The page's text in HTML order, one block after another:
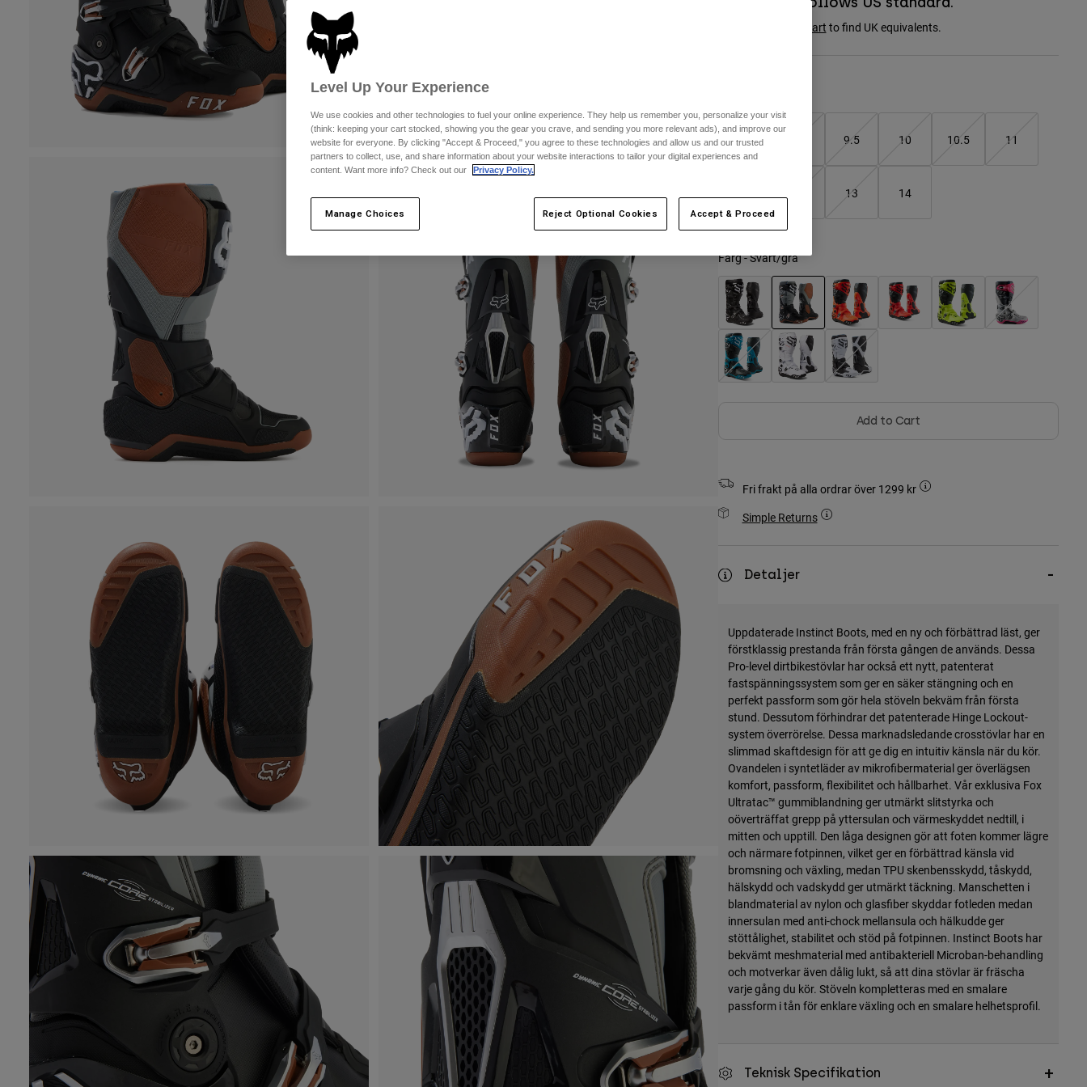
size chart to find UK equivalents.
8 9.5 10 10.5 11
13 14
Färg -Svart/grå
selected
Add to Cart
Fri frakt på alla ordrar över 1299 kr
Simple Returns
Detaljer
Uppdaterade Instinct Boots, med en ny och förbättrad läst, ger
förstklassig prestanda från första gången de används. Dessa
Pro-level dirtbikestövlar har också ett nytt, patenterat
fastspänningssystem som ger en säker stängning och en
perfekt passform som gör hela stöveln bekväm från första
stund. Dessutom förhindrar det patenterade Hinge Lockout-
system överrörelse. Dessa marknadsledande crosstövlar har en
slimmad skaftdesign för att ge dig en intuitiv känsla när du kör.
Ovandelen i syntetläder av mikrofibermaterial ger överlägsen
komfort, passform, flexibilitet och hållbarhet. Vår exklusiva Fox
Ultratac™ gummiblandning ger utmärkt slitstyrka och
oöverträffat grepp på yttersulan och värmeskyddet nedtill, i
mitten och upptill. Den låga designen gör att foten kommer lägre
och närmare fotpinnen, vilket ger en förbättrad känsla vid
bromsning och växling, medan TPU skenbensskydd, tåskydd,
hälskydd och vadskydd ger utmärkt täckning. Manschetten i
blandmaterial av nylon och glasfiber skyddar fotleden medan
innersulan med anti-chock mellansula och hälkudde ger
stöttålighet, stabilitet och stöd på fotpinnen. Instinct Boots har
bekvämt meshmaterial med antibakteriell Microban-behandling
och motverkar även dålig lukt, så att dina stövlar är fräscha
varje gång du kör. Stöveln kompletteras med en smalare
passform i tån för enklare växling och en smalare helhetsprofil.
Teknisk Specifikation
Level Up Your Experience
We use cookies and other technologies to fuel your online experience. They help us remember you, personalize your visit
(think: keeping your cart stocked, showing you the gear you crave, and sending you more relevant ads), and improve our
website for everyone. By clicking "Accept & Proceed," you agree to these technologies and allow us and our trusted
partners to collect, use, and share information about your website interactions to tailor your digital experiences and
content. Want more info? Check out our
Privacy Policy.
Manage Choices Reject Optional Cookies Accept & Proceed